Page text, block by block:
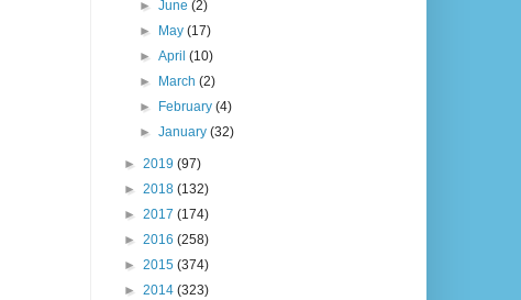
►June(2)
►
May(17)
►April(10)
►
March(2)
►
February(4)
►January(32)
► 2019 (97)
► 2018 (132)
► 2017 (174)
► 2016 (258)
► 2015 (374)
► 2014 (323)